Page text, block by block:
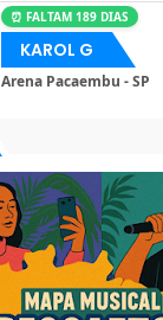
⏰ FALTAM 189 DIAS
KAROL G
Arena Pacaembu - SP